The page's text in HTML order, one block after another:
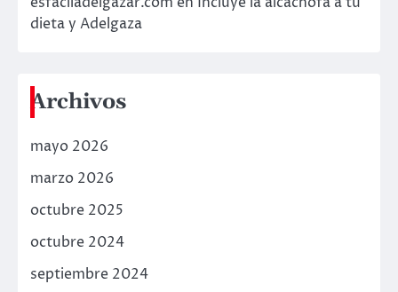
dieta y Adelgaza
Archivos
mayo 2026
marzo 2026
octubre 2025
octubre 2024
septiembre 2024